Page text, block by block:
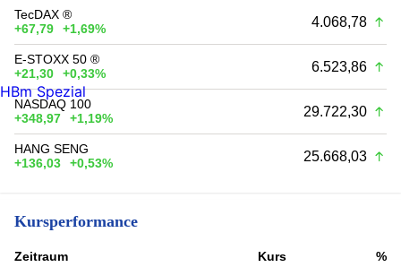
TecDAX ®
+67,79
+1,69% 4.068,78
E-STOXX 50 ®
+21,30
+0,33% 6.523,86
NASDAQ 100
+348,97
+1,19% 29.722,30
HANG SENG
+136,03
+0,53% 25.668,03
Kursperformance
Zeitraum Kurs
%
HBm Spezial